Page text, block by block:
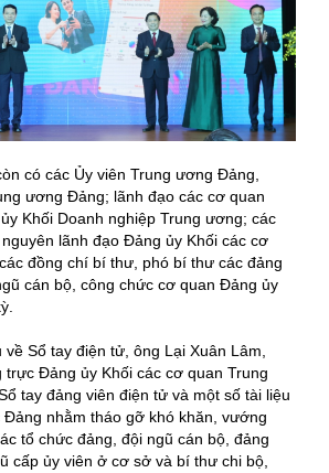
có các Ủy viên Trung ương Đảng,
ương Đảng; lãnh đạo các cơ quan
Khối Doanh nghiệp Trung ương; các
lãnh đạo Đảng ủy Khối các cơ
đồng chí bí thư, phó bí thư các đảng
cán bộ, công chức cơ quan Đảng ủy
về Sổ tay điện tử, ông Lại Xuân Lâm,
Đảng ủy Khối các cơ quan Trung
tay đảng viên điện tử và một số tài liệu
Đảng nhằm tháo gỡ khó khăn, vướng
tổ chức đảng, đội ngũ cán bộ, đảng
cấp ủy viên ở cơ sở và bí thư chi bộ,